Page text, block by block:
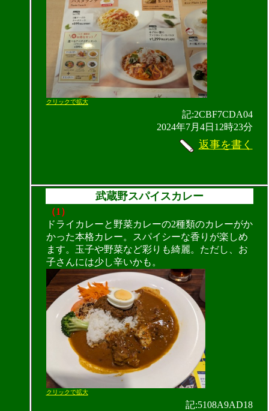
クリックで拡大
記:2CBF7CDA04
2024年7月4日12時23分
返事を書く
武蔵野スパイスカレー
（1）
ドライカレーと野菜カレーの2種類のカレーがか
かった本格カレー。スパイシーな香りが楽しめ
ます。玉子や野菜など彩りも綺麗。ただし、お
子さんには少し辛いかも。
クリックで拡大
記:5108A9AD18